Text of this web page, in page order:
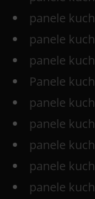
panele
panele
panele
Panele
panele
panele
panele
panele
panele